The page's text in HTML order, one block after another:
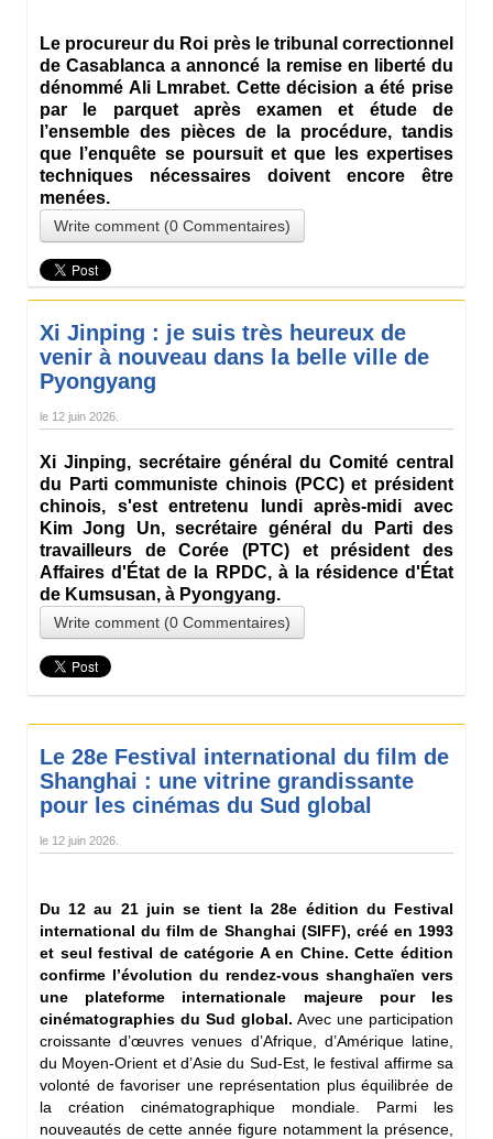
Le procureur du Roi près le tribunal correctionnel
de Casablanca a annoncé la remise en liberté du
dénommé Ali Lmrabet. Cette décision a été prise
par le parquet après examen et étude de
l’ensemble des pièces de la procédure, tandis
que l’enquête se poursuit et que les expertises
techniques nécessaires doivent encore être
menées.
Write comment (0 Commentaires)
Xi Jinping : je suis très heureux de
venir à nouveau dans la belle ville de
Pyongyang
le 12 juin 2026
Xi Jinping, secrétaire général du Comité central
du Parti communiste chinois (PCC) et président
chinois, s'est entretenu lundi après-midi avec
Kim Jong Un, secrétaire général du Parti des
travailleurs de Corée (PTC) et président des
Affaires d'État de la RPDC, à la résidence d'État
de Kumsusan, à Pyongyang.
Write comment (0 Commentaires)
Le 28e Festival international du film de
Shanghai : une vitrine grandissante
pour les cinémas du Sud global
le 12 juin 2026
Du 12 au 21 juin se tient la 28e édition du Festival
international du film de Shanghai (SIFF), créé en 1993
et seul festival de catégorie A en Chine. Cette édition
confirme l’évolution du rendez-vous shanghaïen vers
une plateforme internationale majeure pour les
cinématographies du Sud global. Avec une participation
croissante d’œuvres venues d’Afrique, d’Amérique latine,
du Moyen-Orient et d’Asie du Sud-Est, le festival affirme sa
volonté de favoriser une représentation plus équilibrée de
la création cinématographique mondiale. Parmi les
nouveautés de cette année figure notamment la présence,